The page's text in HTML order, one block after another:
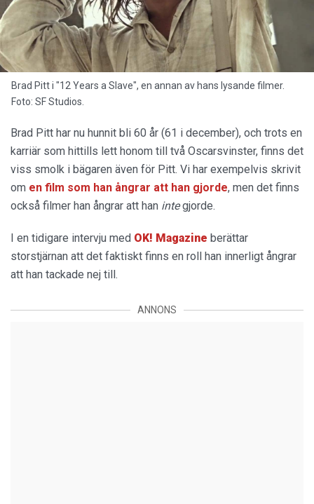
Brad Pitt i "12 Years a Slave", en annan av hans lysande filmer.
Foto: SF Studios.
Brad Pitt har nu hunnit bli 60 år (61 i december), och trots en
karriär som hittills lett honom till två Oscarsvinster, finns det
viss smolk i bägaren även för Pitt. Vi har exempelvis skrivit
om en film som han ångrar att han gjorde, men det finns
också filmer han ångrar att han integjorde.
I en tidigare intervju med OK! Magazine berättar
storstjärnan att det faktiskt finns en roll han innerligt ångrar
att han tackade nej till.
ANNONS